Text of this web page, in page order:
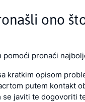
ono
pomoći pronaći
kratkim opisom
putem kontakt
se javiti te dogovoriti